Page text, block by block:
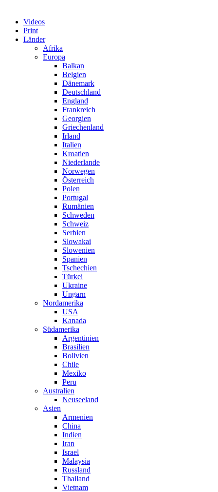
Videos
Print
Länder
Afrika
Europa
Balkan
Belgien
Dänemark
Deutschland
England
Frankreich
Georgien
Griechenland
Irland
Italien
Kroatien
Niederlande
Norwegen
Österreich
Polen
Portugal
Rumänien
Schweden
Schweiz
Serbien
Slowakai
Slowenien
Spanien
Tschechien
Türkei
Ukraine
Ungarn
Nordamerika
USA
Kanada
Südamerika
Argentinien
Brasilien
Bolivien
Chile
Mexiko
Peru
Australien
Neuseeland
Asien
Armenien
China
Indien
Iran
Israel
Malaysia
Russland
Thailand
Vietnam